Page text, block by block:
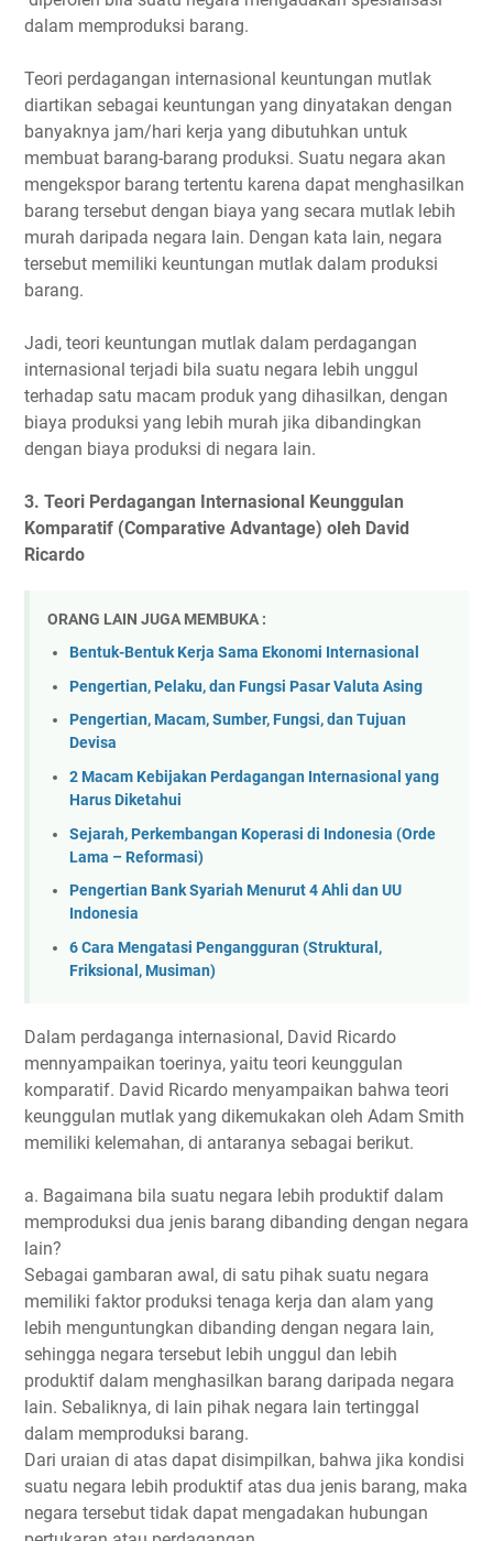
dalam memproduksi barang.
Teori perdagangan internasional keuntungan mutlak
diartikan sebagai keuntungan yang dinyatakan dengan
banyaknya jam/hari kerja yang dibutuhkan untuk
membuat barang-barang produksi. Suatu negara akan
mengekspor barang tertentu karena dapat menghasilkan
barang tersebut dengan biaya yang secara mutlak lebih
murah daripada negara lain. Dengan kata lain, negara
tersebut memiliki keuntungan mutlak dalam produksi
barang.
Jadi, teori keuntungan mutlak dalam perdagangan
internasional terjadi bila suatu negara lebih unggul
terhadap satu macam produk yang dihasilkan, dengan
biaya produksi yang lebih murah jika dibandingkan
dengan biaya produksi di negara lain.
3. Teori Perdagangan Internasional Keunggulan
Komparatif (Comparative Advantage) oleh David
Ricardo
ORANG LAIN JUGA MEMBUKA :
Bentuk-Bentuk Kerja Sama Ekonomi Internasional
Pengertian, Pelaku, dan Fungsi Pasar Valuta Asing
Pengertian, Macam, Sumber, Fungsi, dan Tujuan
Devisa
2 Macam Kebijakan Perdagangan Internasional yang
Harus Diketahui
Sejarah, Perkembangan Koperasi di Indonesia (Orde
Lama – Reformasi)
Pengertian Bank Syariah Menurut 4 Ahli dan UU
Indonesia
6 Cara Mengatasi Pengangguran (Struktural,
Friksional, Musiman)
Dalam perdaganga internasional, David Ricardo
mennyampaikan toerinya, yaitu teori keunggulan
komparatif. David Ricardo menyampaikan bahwa teori
keunggulan mutlak yang dikemukakan oleh Adam Smith
memiliki kelemahan, di antaranya sebagai berikut.
a. Bagaimana bila suatu negara lebih produktif dalam
memproduksi dua jenis barang dibanding dengan negara
lain?
Sebagai gambaran awal, di satu pihak suatu negara
memiliki faktor produksi tenaga kerja dan alam yang
lebih menguntungkan dibanding dengan negara lain,
sehingga negara tersebut lebih unggul dan lebih
produktif dalam menghasilkan barang daripada negara
lain. Sebaliknya, di lain pihak negara lain tertinggal
dalam memproduksi barang.
Dari uraian di atas dapat disimpilkan, bahwa jika kondisi
suatu negara lebih produktif atas dua jenis barang, maka
negara tersebut tidak dapat mengadakan hubungan